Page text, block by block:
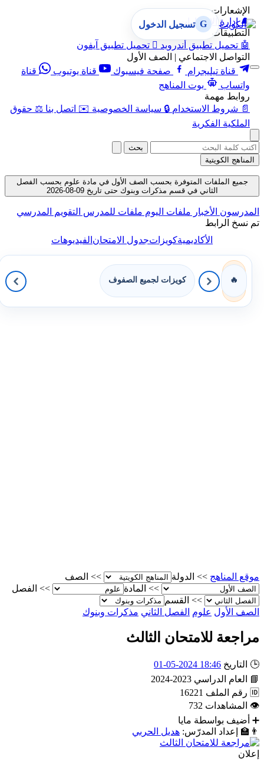
الإشعارات
🔔 إدارة الإشعارات
التطبيقات
🤖 تحميل تطبيق أندرويد  تحميل تطبيق آيفون
التواصل الاجتماعي | الصف الأول
قناة تيليجرام
صفحة فيسبوك قناة يوتيوب
قناة
واتساب
بوت المناهج
روابط مهمة
📄 شروط الاستخدام 🔒 سياسة الخصوصية ✉️ اتصل بنا ⚖️ حقوق
الملكية الفكرية
G تسجيل الدخول
بحث
المناهج الكويتية
جميع الملفات المتوفرة بحسب الصف الأول في مادة علوم بحسب الفصل
الثاني في قسم مذكرات وبنوك حتى تاريخ 09-08-2026
المدرسون الأخبار ملفات اليوم ملفات للمدرس التقويم المدرسي
تم نسخ الرابط
الأكاديميةكويزاتجدول الامتحانالفيديوهات
🔥 كويزات لجميع الصفوف
موقع المناهج >> الدولة >>
الصف
>>
المادة >>
الفصل
>>
القسم
الصف الأول علوم الفصل الثاني مذكرات وبنوك
مراجعة للامتحان الثالث
🕒 التاريخ 18:46 2024-05-01
📘
العام الدراسي 2023-2024
🆔 رقم الملف 16221
👁
المشاهدات 732
➕
أضيف بواسطة مايا
👨‍🏫
إعداد المدرّس: هديل الحربي
إعلان